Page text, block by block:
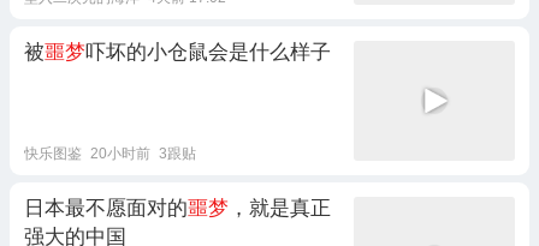
被噩梦吓坏的小仓鼠会是什么样子
快乐图鉴 20小时前 3跟贴
日本最不愿面对的噩梦 ，就是真正
强大的中国